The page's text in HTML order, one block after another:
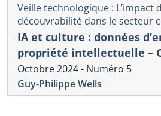
Veille technologique : L’impact
découvrabilité dans le secteur
IA et culture : données
propriété intellectuelle –
Octobre 2024 - Numéro 5
Guy-Philippe Wells